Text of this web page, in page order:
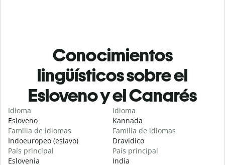
Conocimientos
lingüísticos sobre el
Esloveno y el Canarés
Idioma
Esloveno
Familia de idiomas
Indoeuropeo (eslavo)
País principal
Eslovenia
Idioma
Kannada
Familia de idiomas
Dravídico
País principal
India